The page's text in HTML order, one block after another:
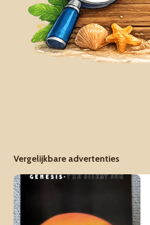
Vergelijkbare advertenties